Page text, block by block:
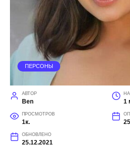
ПЕРСОНЫ
АВТОР
Ben 1
ПРОСМОТРОВ
1к.
ОБНОВЛЕНО
25.12.2021